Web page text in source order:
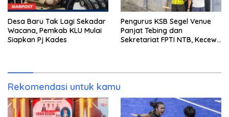
Desa Baru Tak Lagi Sekadar
Wacana, Pemkab KLU Mulai
Siapkan Pj Kades
Pengurus KSB Segel Venue
Panjat Tebing dan
Sekretariat FPTI NTB, Kecewa
Rekomendasi untuk kamu